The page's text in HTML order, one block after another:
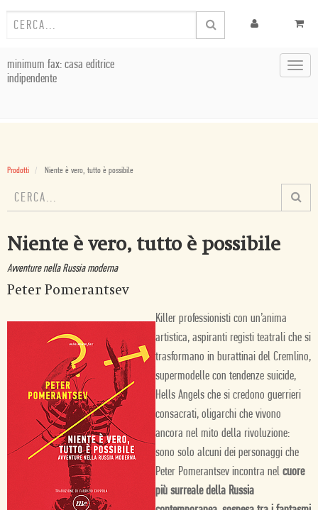
minimum fax: casa editrice
indipendente
Prodotti Niente è vero, tutto è possibile
Niente è vero, tutto è possibile
Avventure nella Russia moderna
Peter Pomerantsev
Killer professionisti con un’anima
artistica, aspiranti registi teatrali che si
trasformano in burattinai del Cremlino,
supermodelle con tendenze suicide,
Hells Angels che si credono guerrieri
consacrati, oligarchi che vivono
ancora nel mito della rivoluzione:
sono solo alcuni dei personaggi che
Peter Pomerantsev incontra nel cuore
più surreale della Russia